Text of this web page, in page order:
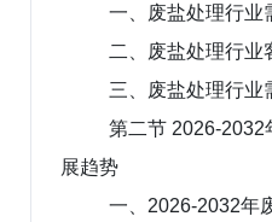
一、废盐处理行业
二、废盐处理行业
三、废盐处理行业
第二节 2026-2032
展趋势
一、2026-2032年